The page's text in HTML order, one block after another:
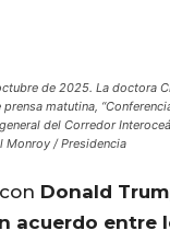
de 2025. La doctora
matutina,
del Corredor
Monroy / Presidencia
Donald
acuerdo entre